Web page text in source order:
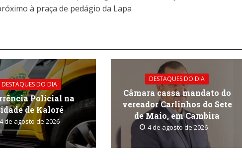
à praça de pedágio da Lapa
DESTAQUES DO DIA
Policial na
de Kaloré
4 de agosto de 2026
DESTAQUES DO DIA
Câmara cassa mandato do
vereador Carlinhos do Sete
de Maio, em Cambira
4 de agosto de 2026